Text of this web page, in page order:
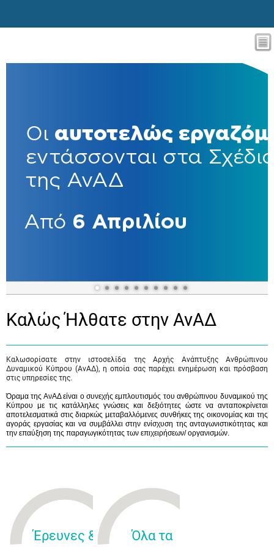
Καλώς Ήλθατε στην ΑνΑΔ
Καλωσορίσατε στην ιστοσελίδα της Αρχής Ανάπτυξης Ανθρώπινου
Δυναμικού Κύπρου (ΑνΑΔ), η οποία σας παρέχει ενημέρωση και πρόσβαση
στις υπηρεσίες της.
Όραμα της ΑνΑΔ είναι ο συνεχής εμπλουτισμός του ανθρώπινου δυναμικού της
Κύπρου με τις κατάλληλες γνώσεις και δεξιότητες ώστε να ανταποκρίνεται
αποτελεσματικά στις διαρκώς μεταβαλλόμενες συνθήκες της οικονομίας και της
αγοράς εργασίας και να συμβάλλει στην ενίσχυση της ανταγωνιστικότητας και
την επαύξηση της παραγωγικότητας των επιχειρήσεων/ οργανισμών.
Έρευνες &
Όλα τα